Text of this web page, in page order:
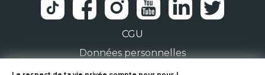
CGU
Données personnelles